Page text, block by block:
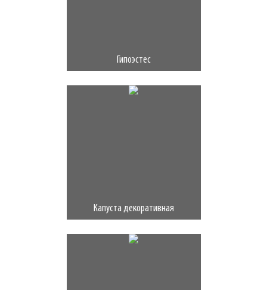
Гипоэстес
Капуста декоративная